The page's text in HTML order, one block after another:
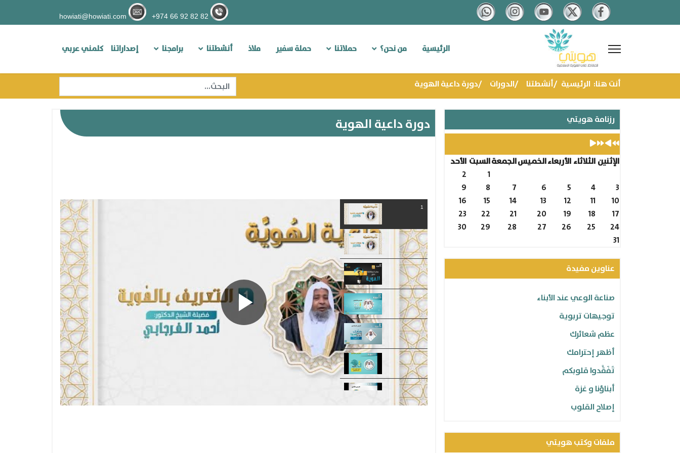
82 82 92 66 974+
howiati@howiati.com
الرئيسية من نحن؟ حملاتنا حملة سفير ملاذ أنشطتنا برامجنا إصداراتنا كلمني عربي
أنت هنا: الرئيسية أنشطتنا الدورات دورة داعية الهوية
البحث
Type 2 or more characters for results.
رزنامة هويتي
السنة
الماضية
الشهر
الماضى
العام
القادم
الشهر
القادم
2026 أغسطس
الإثنينالثلاثاءالأربعاءالخميسالجمعةالسبت الأحد
1
2
3
4
5
6
7
8
9
10
11
12
13
14
15
16
17
18
19
20
21
22
23
24
25
26
27
28
29
30
31
عناوين مفيدة
صناعة الوعي عند الأبناء
توجيهات تربوية
عظم شعائرك
أظهر إحترامك
تَفَقَّدوا قلوبكم
أبناؤنا و غزة
إصلاح القلوب
شاركنا تجربتك
ملفات وكتب هويتي
دورة داعية الهوية
1
2
3
5
6
7
8